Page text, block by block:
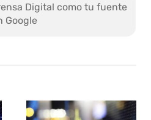
Digital como tu fuente
Google